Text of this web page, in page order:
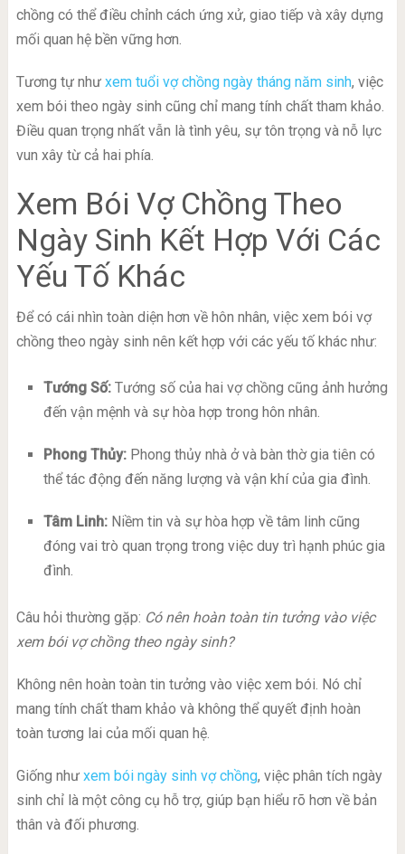
chồng có thể điều chỉnh cách ứng xử, giao tiếp và xây dựng
mối quan hệ bền vững hơn.
Tương tự như xem tuổi vợ chồng ngày tháng năm sinh, việc
xem bói theo ngày sinh cũng chỉ mang tính chất tham khảo.
Điều quan trọng nhất vẫn là tình yêu, sự tôn trọng và nỗ lực
vun xây từ cả hai phía.
Xem Bói Vợ Chồng Theo
Ngày Sinh Kết Hợp Với Các
Yếu Tố Khác
Để có cái nhìn toàn diện hơn về hôn nhân, việc xem bói vợ
chồng theo ngày sinh nên kết hợp với các yếu tố khác như:
Tướng Số:Tướng số của hai vợ chồng cũng ảnh hưởng
đến vận mệnh và sự hòa hợp trong hôn nhân.
Phong Thủy:Phong thủy nhà ở và bàn thờ gia tiên có
thể tác động đến năng lượng và vận khí của gia đình.
Tâm Linh:Niềm tin và sự hòa hợp về tâm linh cũng
đóng vai trò quan trọng trong việc duy trì hạnh phúc gia
đình.
Câu hỏi thường gặp: Có nên hoàn toàn tin tưởng vào việc
xem bói vợ chồng theo ngày sinh?
Không nên hoàn toàn tin tưởng vào việc xem bói. Nó chỉ
mang tính chất tham khảo và không thể quyết định hoàn
toàn tương lai của mối quan hệ.
Giống như xem bói ngày sinh vợ chồng, việc phân tích ngày
sinh chỉ là một công cụ hỗ trợ, giúp bạn hiểu rõ hơn về bản
thân và đối phương.